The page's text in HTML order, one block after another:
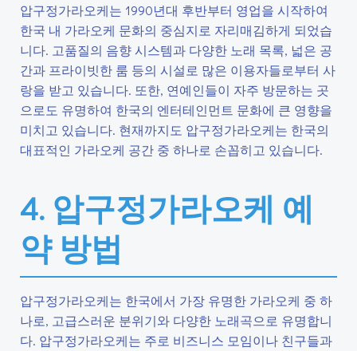
압구정가라오케는 1990년대 후반부터 영업을 시작하여
한국 내 가라오케 문화의 중심지로 자리매김하게 되었습
니다. 고품질의 음향 시스템과 다양한 노래 목록, 넓은 공
간과 프라이빗한 룸 등의 시설로 많은 이용자들로부터 사
랑을 받고 있습니다. 또한, 연예인들이 자주 방문하는 곳
으로도 유명하여 한국의 엔터테인먼트 문화에 큰 영향을
미치고 있습니다. 현재까지도 압구정가라오케는 한국의
대표적인 가라오케 공간 중 하나로 손꼽히고 있습니다.
4. 압구정가라오케 예
약 방법
압구정가라오케는 한국에서 가장 유명한 가라오케 중 하
나로, 고급스러운 분위기와 다양한 노래곡으로 유명합니
다. 압구정가라오케는 주로 비즈니스 모임이나 친구들과